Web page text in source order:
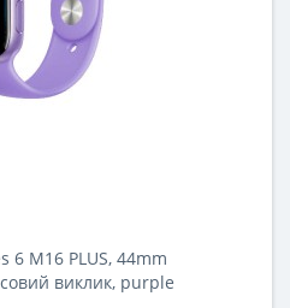
6 M16 PLUS, 44mm
виклик, purple